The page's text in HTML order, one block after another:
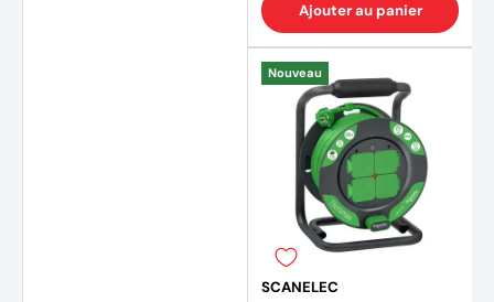
Ajouter au panier
Nouveau
SCANELEC